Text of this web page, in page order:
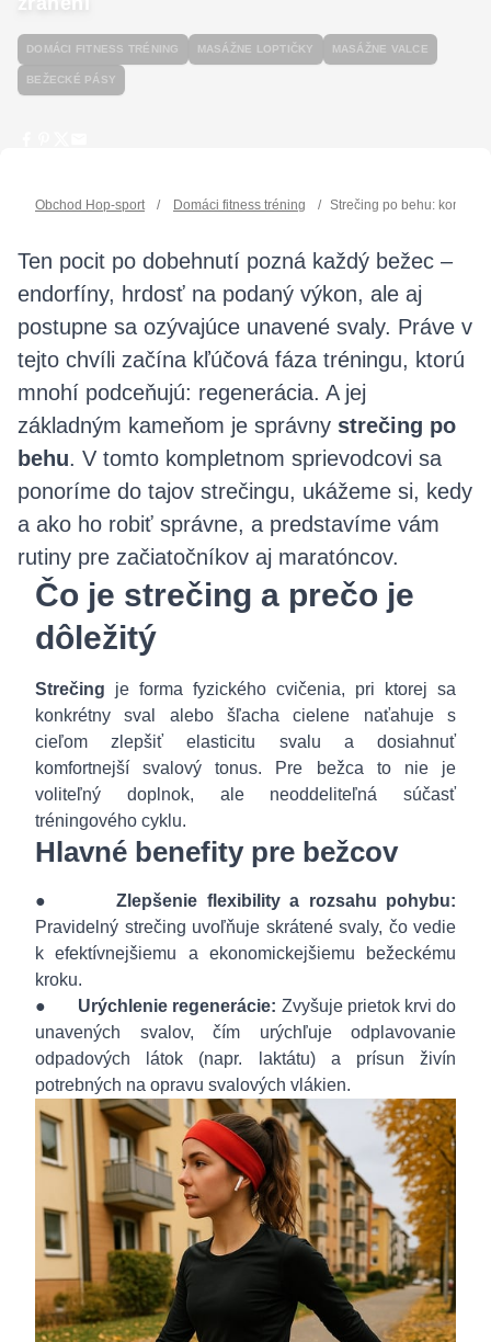
DOMÁCI FITNESS TRÉNING MASÁŽNE LOPTIČKY MASÁŽNE VALCE
BEŽECKÉ PÁSY
Obchod Hop-sport / Domáci fitness tréning / Strečing po behu:
Ten pocit po dobehnutí pozná každý bežec –
endorfíny, hrdosť na podaný výkon, ale aj
postupne sa ozývajúce unavené svaly. Práve v
tejto chvíli začína kľúčová fáza tréningu, ktorú
mnohí podceňujú: regenerácia. A jej
základným kameňom je správny strečing po
behu. V tomto kompletnom sprievodcovi sa
ponoríme do tajov strečingu, ukážeme si, kedy
a ako ho robiť správne, a predstavíme vám
rutiny pre začiatočníkov aj maratóncov.
Čo je strečing a prečo je
dôležitý
Strečing je forma fyzického cvičenia, pri ktorej sa
konkrétny sval alebo šľacha cielene naťahuje s
cieľom zlepšiť elasticitu svalu a dosiahnuť
komfortnejší svalový tonus. Pre bežca to nie je
voliteľný doplnok, ale neoddeliteľná súčasť
tréningového cyklu.
Hlavné benefity pre bežcov
● Zlepšenie flexibility a rozsahu pohybu:
Pravidelný strečing uvoľňuje skrátené svaly, čo vedie
k efektívnejšiemu a ekonomickejšiemu bežeckému
kroku.
● Urýchlenie regenerácie: Zvyšuje prietok krvi do
unavených svalov, čím urýchľuje odplavovanie
odpadových látok (napr. laktátu) a prísun živín
potrebných na opravu svalových vlákien.